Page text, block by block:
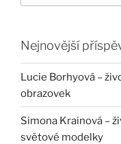
Nejnovější
Lucie Borhyová –
obrazovek
Simona Krainová –
světové modelky